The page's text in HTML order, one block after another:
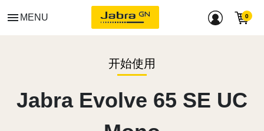
menu MENU
开始使用
Jabra Evolve 65 SE UC